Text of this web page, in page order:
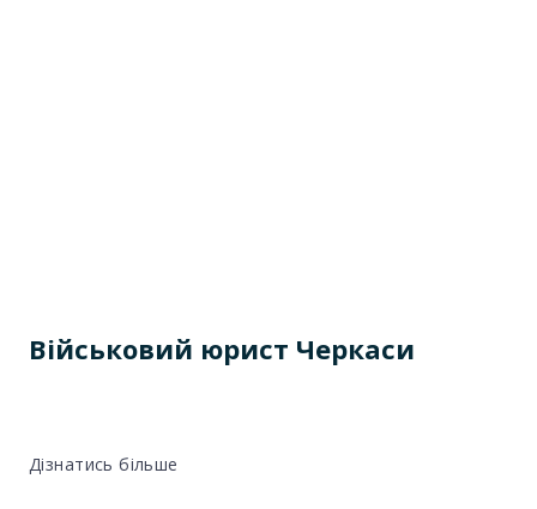
Військовий юрист Черкаси
Дізнатись більше